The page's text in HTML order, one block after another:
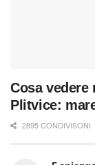
Cosa
Plitvice:
2895 CONDIVISONI